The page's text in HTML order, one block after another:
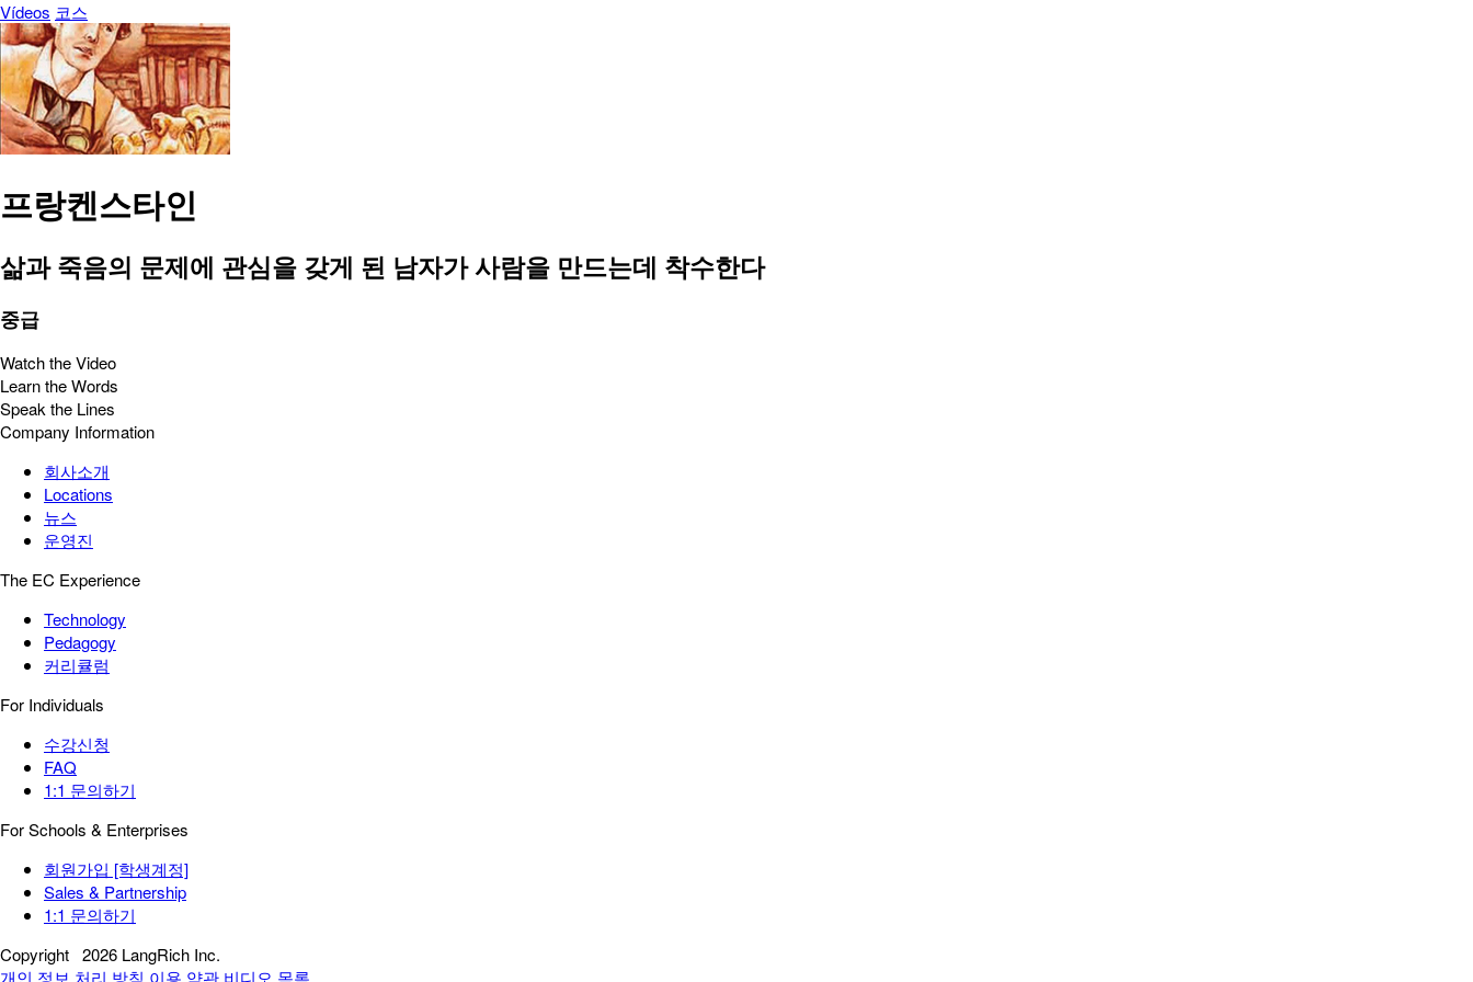
Vídeos 코스
프랑켄스타인
삶과 죽음의 문제에 관심을 갖게 된 남자가 사람을 만드는데 착수한다
중급
Watch the Video
Learn the Words
Speak the Lines
Company Information
회사소개
Locations
뉴스
운영진
The EC Experience
Technology
Pedagogy
커리큘럼
For Individuals
수강신청
FAQ
1:1 문의하기
For Schools & Enterprises
회원가입 [학생계정]
Sales & Partnership
1:1 문의하기
Copyright 2026 LangRich Inc.